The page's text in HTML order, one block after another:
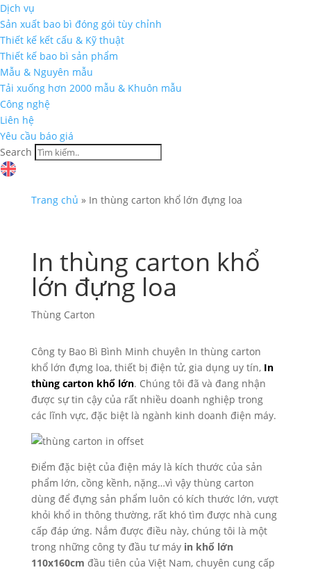
Dịch vụ
Sản xuất bao bì đóng gói tùy chỉnh
Thiết kế kết cấu & Kỹ thuật
Thiết kế bao bì sản phẩm
Mẫu & Nguyên mẫu
Tải xuống hơn 2000 mẫu & Khuôn mẫu
Công nghệ
Liên hệ
Yêu cầu báo giá
Search
Trang chủ » In thùng carton khổ lớn đựng loa
In thùng carton khổ
lớn đựng loa
Thùng Carton
Công ty Bao Bì Bình Minh chuyên In thùng carton
khổ lớn đựng loa, thiết bị điện tử, gia dụng uy tín, In
thùng carton khổ lớn. Chúng tôi đã và đang nhận
được sự tin cậy của rất nhiều doanh nghiệp trong
các lĩnh vực, đặc biệt là ngành kinh doanh điện máy.
Điểm đặc biệt của điện máy là kích thước của sản
phẩm lớn, cồng kềnh, nặng…vì vậy thùng carton
dùng để đựng sản phẩm luôn có kích thước lớn, vượt
khỏi khổ in thông thường, rất khó tìm được nhà cung
cấp đáp ứng. Nắm được điều này, chúng tôi là một
trong những công ty đầu tư máy in khổ lớn
110x160cm đầu tiên của Việt Nam, chuyên cung cấp